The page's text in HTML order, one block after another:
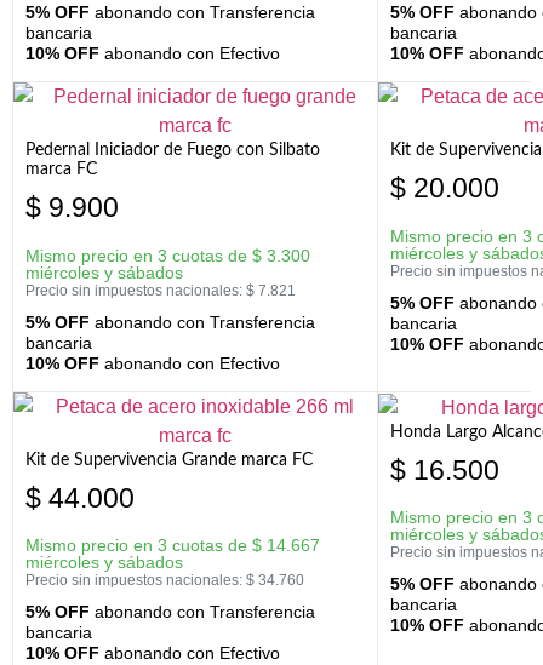
5% OFF abonando con Transferencia
bancaria
10% OFF abonando con Efectivo
5% OFF abonando
bancaria
10% OFF
Pedernal Iniciador de Fuego con Silbato
marca FC
$ 9.900
Mismo precio en 3 cuotas de $ 3.300
miércoles y sábados
Precio sin impuestos nacionales: $ 7.821
5% OFF abonando con Transferencia
bancaria
10% OFF abonando con Efectivo
Kit de
$ 20.000
Mismo precio en 3
miércoles y
Precio sin impuestos
5% OFF abonando
bancaria
10% OFF
Kit de Supervivencia Grande marca FC
$ 44.000
Mismo precio en 3 cuotas de $ 14.667
miércoles y sábados
Precio sin impuestos nacionales: $ 34.760
5% OFF abonando con Transferencia
bancaria
10% OFF abonando con Efectivo
Honda Largo
$ 16.500
Mismo precio en 3
miércoles y
Precio sin impuestos
5% OFF abonando
bancaria
10% OFF